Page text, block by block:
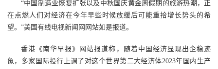
“中国制造业恢复扩张以及中秋国庆黄金周假期的旅游热潮，正
在点燃人们对经济在今年早些时候放缓后可能重拾增长势头的希
望。”美国有线电视新闻网网站如是报道。
香港《南华早报》网站报道称，随着中国经济显现出企稳迹
象，多家国际投行上调了对这个世界第二大经济体2023年国内生产